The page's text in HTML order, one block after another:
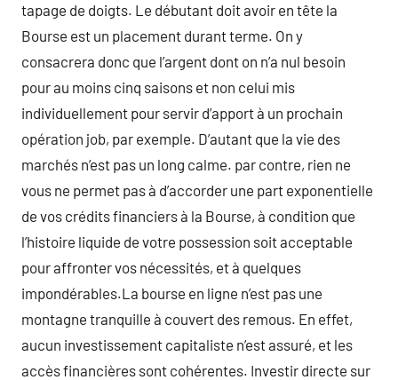
tapage de doigts. Le débutant doit avoir en tête la
Bourse est un placement durant terme. On y
consacrera donc que l’argent dont on n’a nul besoin
pour au moins cinq saisons et non celui mis
individuellement pour servir d’apport à un prochain
opération job, par exemple. D’autant que la vie des
marchés n’est pas un long calme. par contre, rien ne
vous ne permet pas à d’accorder une part exponentielle
de vos crédits financiers à la Bourse, à condition que
l’histoire liquide de votre possession soit acceptable
pour affronter vos nécessités, et à quelques
impondérables.La bourse en ligne n’est pas une
montagne tranquille à couvert des remous. En effet,
aucun investissement capitaliste n’est assuré, et les
accès financières sont cohérentes. Investir directe sur